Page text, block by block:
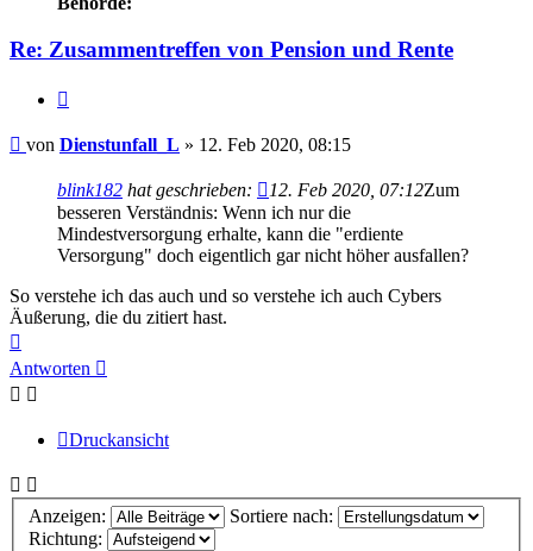
Re: Zusammentreffen von Pension und Rente
Beitrag
von Dienstunfall_L » 12. Feb 2020, 08:15
blink182 hat geschrieben: 12. Feb 2020, 07:12Zum
besseren Verständnis: Wenn ich nur die
Mindestversorgung erhalte, kann die "erdiente
Versorgung" doch eigentlich gar nicht höher ausfallen?
So verstehe ich das auch und so verstehe ich auch Cybers
Äußerung, die du zitiert hast.
oben
Antworten
Druckansicht
Anzeigen:
Sortiere nach:
Richtung: